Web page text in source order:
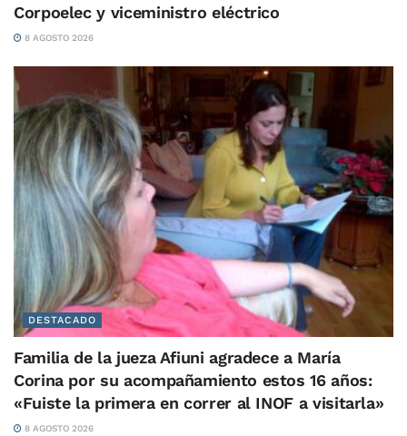
Corpoelec y viceministro eléctrico
8 AGOSTO 2026
DESTACADO
Familia de la jueza Afiuni agradece a María
Corina por su acompañamiento estos 16 años:
«Fuiste la primera en correr al INOF a visitarla»
8 AGOSTO 2026